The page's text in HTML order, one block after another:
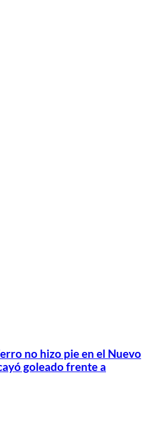
no hizo pie en el Nuevo
goleado frente a